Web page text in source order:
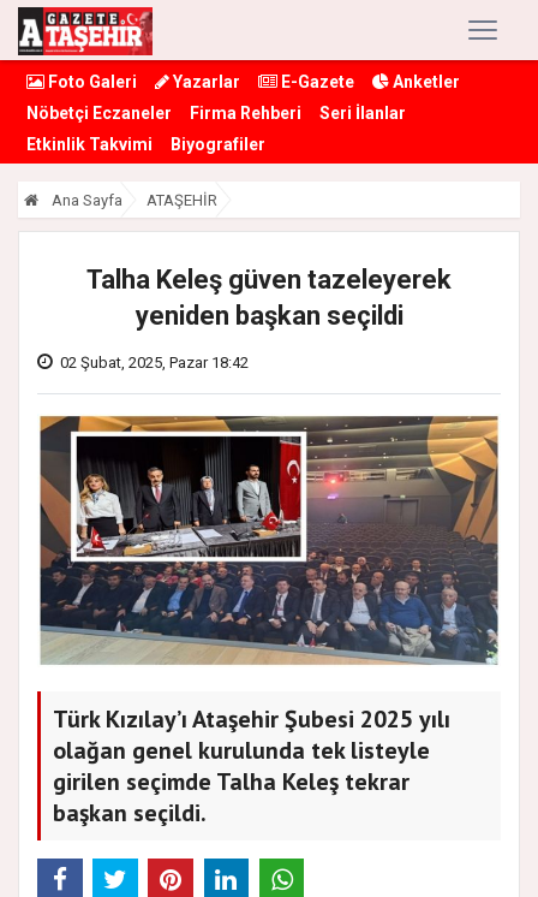
Foto Galeri Yazarlar E-Gazete
Anketler
Nöbetçi Eczaneler
Firma Rehberi
Seri İlanlar
Etkinlik Takvimi
Biyografiler
Ana Sayfa ATAŞEHİR
Talha Keleş güven tazeleyerek
yeniden başkan seçildi
02 Şubat, 2025, Pazar 18:42
Türk Kızılay’ı Ataşehir Şubesi 2025 yılı
olağan genel kurulunda tek listeyle
girilen seçimde Talha Keleş tekrar
başkan seçildi.